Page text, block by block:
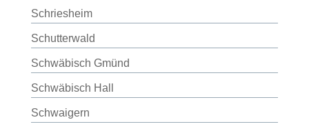
Schriesheim
Schutterwald
Schwäbisch Gmünd
Schwäbisch Hall
Schwaigern